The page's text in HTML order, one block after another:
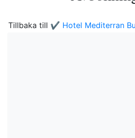
Tillbaka till ✔️ Hotel Mediterran